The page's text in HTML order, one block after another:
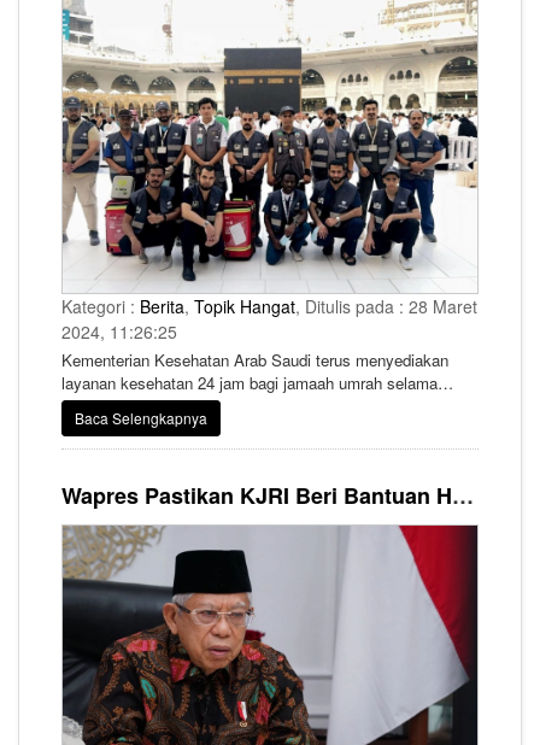
Kategori : Berita, Topik Hangat, Ditulis pada : 28 Maret
2024, 11:26:25
Kementerian Kesehatan Arab Saudi terus menyediakan
layanan kesehatan 24 jam bagi jamaah umrah selama
bulan Ramadhan di Masjidil Haram Makkah.
Baca Selengkapnya
Wapres Pastikan KJRI Beri Bantuan Hukum pada 5 Jemaah Umrah WNI yang Ditangkap Polisi Saudi